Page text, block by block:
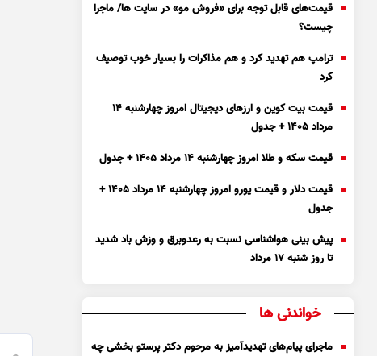
قیمت‌های قابل توجه برای «فروش مو» در سایت ها/ ماجرا
چیست؟
ترامپ هم تهدید کرد و هم مذاکرات را بسیار خوب توصیف
کرد
قیمت بیت کوین و ارز‌های دیجیتال امروز چهارشنبه ۱۴
مرداد ۱۴۰۵ + جدول
قیمت سکه و طلا امروز چهارشنبه ۱۴ مرداد ۱۴۰۵ + جدول
قیمت دلار و قیمت یورو امروز چهارشنبه ۱۴ مرداد ۱۴۰۵ +
جدول
پیش بینی هواشناسی نسبت به رعدوبرق و وزش باد شدید
تا روز شنبه ۱۷ مرداد
خواندنی ها
ماجرای پیام‌های تهدیدآمیز به مرحوم دکتر پرستو بخشی چه